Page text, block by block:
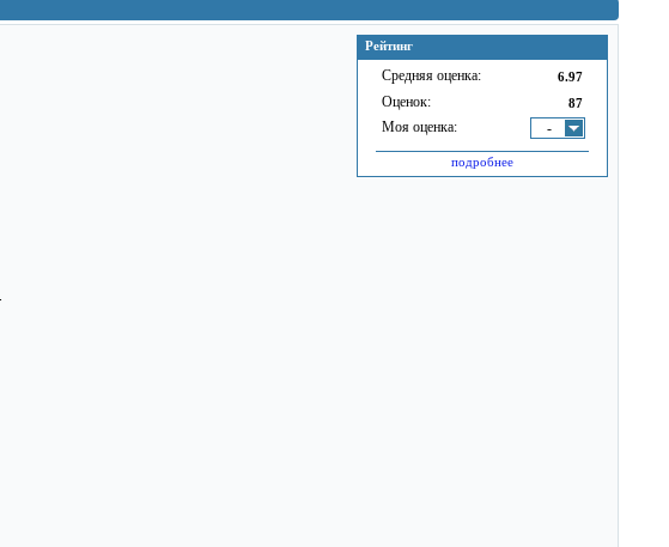
Рейтинг
Средняя оценка: 6.97
Оценок: 87
Моя оценка: -
подробнее